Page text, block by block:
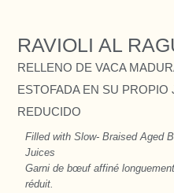
RAVIOLI AL
RELLENO DE VACA
ESTOFADA EN SU PROPIO
REDUCIDO
Filled with Slow- Braised Aged
Juices
Garni de bœuf affiné
réduit.